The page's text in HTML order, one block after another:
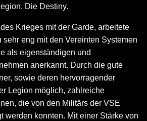
Die Destiny.
Krieges mit der Garde, arbeitete
eng mit den Vereinten Systemen
als eigenständigen und
anerkannt. Durch die gute
sowie deren hervorragender
Legion möglich, zahlreiche
die von den Militärs der VSE
werden konnten. Mit einer Stärke von